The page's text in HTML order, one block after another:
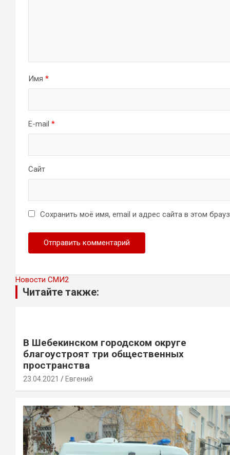
Имя *
E-mail *
Сайт
Сохранить моё имя, email и адрес сайта в этом
Новости СМИ2
Читайте также:
В Шебекинском городском округе
благоустроят три общественных
пространства
23.04.2021 Евгений